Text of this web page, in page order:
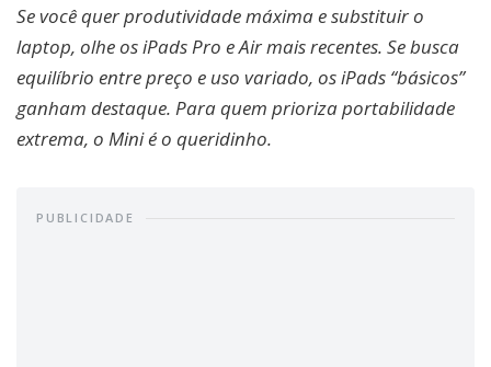
Se você quer produtividade máxima e substituir o
laptop, olhe os iPads Pro e Air mais recentes. Se busca
equilíbrio entre preço e uso variado, os iPads “básicos”
ganham destaque. Para quem prioriza portabilidade
extrema, o Mini é o queridinho.
PUBLICIDADE